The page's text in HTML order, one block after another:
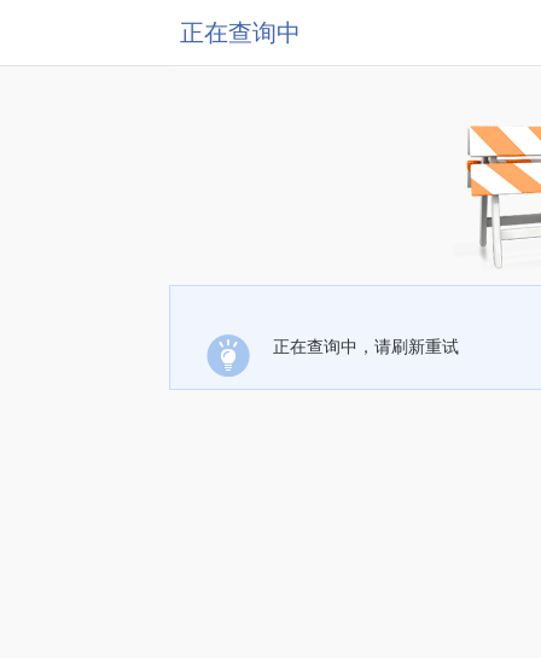
正在查询中
正在查询中，请刷新重试